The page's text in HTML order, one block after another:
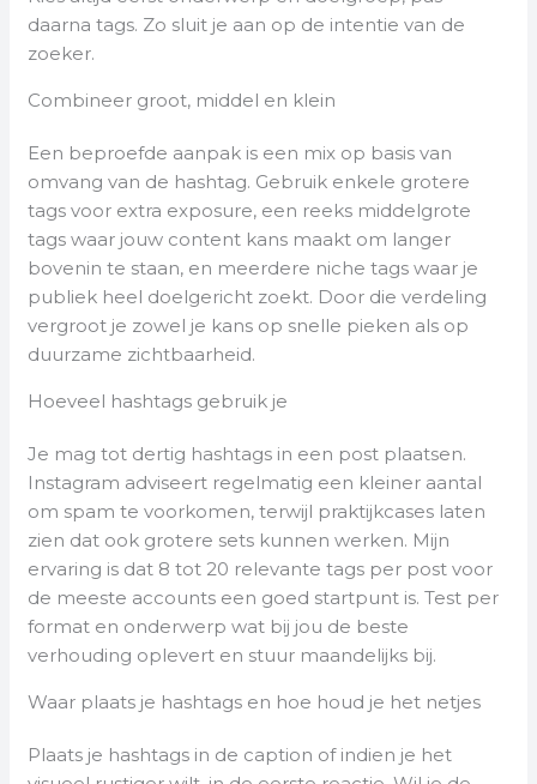
daarna tags. Zo sluit je aan op de intentie van de
zoeker.
Combineer groot, middel en klein
Een beproefde aanpak is een mix op basis van
omvang van de hashtag. Gebruik enkele grotere
tags voor extra exposure, een reeks middelgrote
tags waar jouw content kans maakt om langer
bovenin te staan, en meerdere niche tags waar je
publiek heel doelgericht zoekt. Door die verdeling
vergroot je zowel je kans op snelle pieken als op
duurzame zichtbaarheid.
Hoeveel hashtags gebruik je
Je mag tot dertig hashtags in een post plaatsen.
Instagram adviseert regelmatig een kleiner aantal
om spam te voorkomen, terwijl praktijkcases laten
zien dat ook grotere sets kunnen werken. Mijn
ervaring is dat 8 tot 20 relevante tags per post voor
de meeste accounts een goed startpunt is. Test per
format en onderwerp wat bij jou de beste
verhouding oplevert en stuur maandelijks bij.
Waar plaats je hashtags en hoe houd je het netjes
Plaats je hashtags in de caption of indien je het